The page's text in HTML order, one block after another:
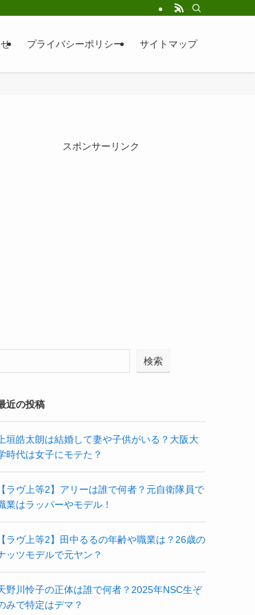
プライバシーポリシー サイトマップ
スポンサーリンク
検索
近の投稿
上垣皓太朗は結婚して妻や子供がいる？大阪大
時代は女子にモテた？
【ラヴ上等2】アリーは誰で何者？元自衛隊員で
業はラッパーやモデル！
【ラヴ上等2】田中るるの年齢や職業は？26歳の
ッツモデルで元ヤン？
野川怜子の正体は誰で何者？2025年NSC生ぞ
みで特定はデマ？